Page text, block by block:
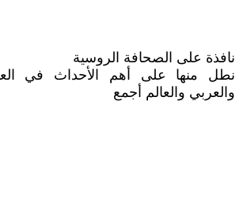
نافذة على الصحافة الروسية
نطل منها على أهم الأحداث في
والعربي والعالم أجمع